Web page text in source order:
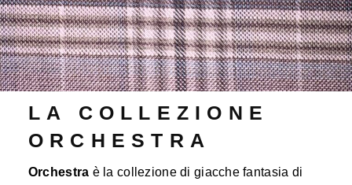
LA COLLEZIONE
ORCHESTRA
Orchestra è la collezione di giacche fantasia di